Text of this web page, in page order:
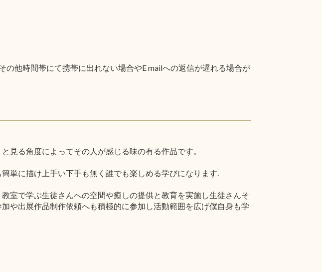
他時間帯にて携帯に出れない場合やE mailへの返信が遅れる場合が
見る角度によってその人が感じる味の有る作品です。
単に描け上手い下手も無く誰でも楽しめる学びになります.
室で学ぶ生徒さんへの空間や癒しの提供と教育を実施し生徒さんそ
や出展作品制作依頼へも積極的に参加し活動範囲を広げ僕自身も学